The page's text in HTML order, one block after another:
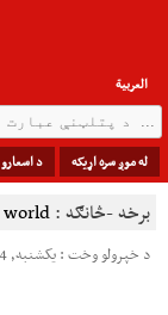
العربیة
له موږ سره اړیکه د
برخه -څانګه : world
د خپرولو وخت : یکشنبه, 24 ژوئن , 2018